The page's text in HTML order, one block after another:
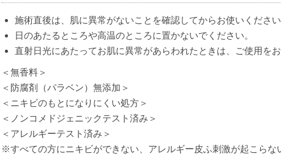
施術直後は、肌に異常がないことを確認してからお使いくださ
日のあたるところや高温のところに置かないでください。
直射日光にあたってお肌に異常があらわれたときは、ご使用を
＜無香料＞
＜防腐剤（パラベン）無添加＞
＜ニキビのもとになりにくい処方＞
＜ノンコメドジェニックテスト済み＞
＜アレルギーテスト済み＞
※すべての方にニキビができない、アレルギー皮ふ刺激が起こらな